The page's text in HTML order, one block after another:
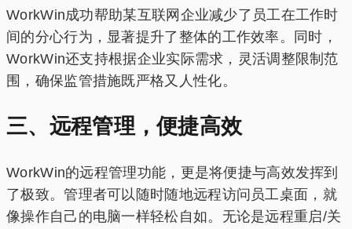
WorkWin成功帮助某互联网企业减少了员工在工作时
间的分心行为，显著提升了整体的工作效率。同时，
WorkWin还支持根据企业实际需求，灵活调整限制范
围，确保监管措施既严格又人性化。
三、远程管理，便捷高效
WorkWin的远程管理功能，更是将便捷与高效发挥到
了极致。管理者可以随时随地远程访问员工桌面，就
像操作自己的电脑一样轻松自如。无论是远程重启/关